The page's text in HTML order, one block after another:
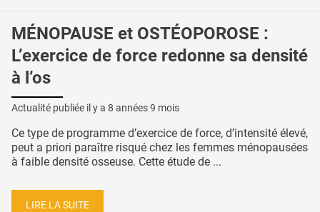
MÉNOPAUSE et OSTÉOPOROSE :
L’exercice de force redonne sa densité
à l’os
Actualité publiée il y a 8 années 9 mois
Ce type de programme d’exercice de force, d’intensité élevé,
peut a priori paraître risqué chez les femmes ménopausées
à faible densité osseuse. Cette étude de ...
LIRE LA SUITE